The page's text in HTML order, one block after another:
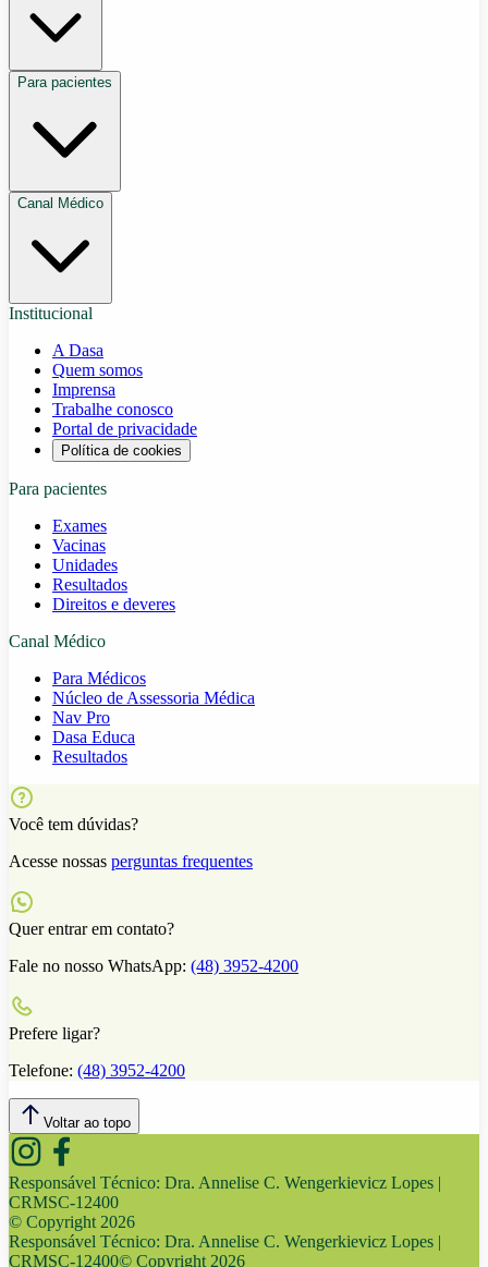
Para pacientes
Canal Médico
Institucional
A Dasa
Quem somos
Imprensa
Trabalhe conosco
Portal de privacidade
Política de cookies
Para pacientes
Exames
Vacinas
Unidades
Resultados
Direitos e deveres
Canal Médico
Para Médicos
Núcleo de Assessoria Médica
Nav Pro
Dasa Educa
Resultados
Você tem dúvidas?
Acesse nossas perguntas frequentes
Quer entrar em contato?
Fale no nosso WhatsApp: (48) 3952-4200
Prefere ligar?
Telefone: (48) 3952-4200
Voltar ao topo
Responsável Técnico: Dra. Annelise C. Wengerkievicz Lopes |
CRMSC-12400
© Copyright 2026
Responsável Técnico: Dra. Annelise C. Wengerkievicz Lopes |
CRMSC-12400© Copyright 2026